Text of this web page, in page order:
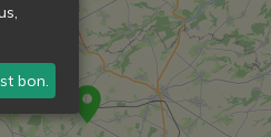
bon.